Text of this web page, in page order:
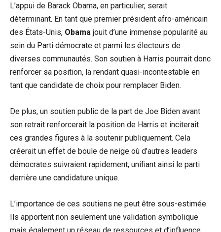
L’appui de Barack Obama, en particulier, serait
déterminant. En tant que premier président afro-américain
des États-Unis, Obama jouit d’une immense popularité au
sein du Parti démocrate et parmi les électeurs de
diverses communautés. Son soutien à Harris pourrait donc
renforcer sa position, la rendant quasi-incontestable en
tant que candidate de choix pour remplacer Biden.
De plus, un soutien public de la part de Joe Biden avant
son retrait renforcerait la position de Harris et inciterait
ces grandes figures à la soutenir publiquement. Cela
créerait un effet de boule de neige où d’autres leaders
démocrates suivraient rapidement, unifiant ainsi le parti
derrière une candidature unique.
L’importance de ces soutiens ne peut être sous-estimée.
Ils apportent non seulement une validation symbolique